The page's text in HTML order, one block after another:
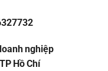
nghiệp
Hồ Chí